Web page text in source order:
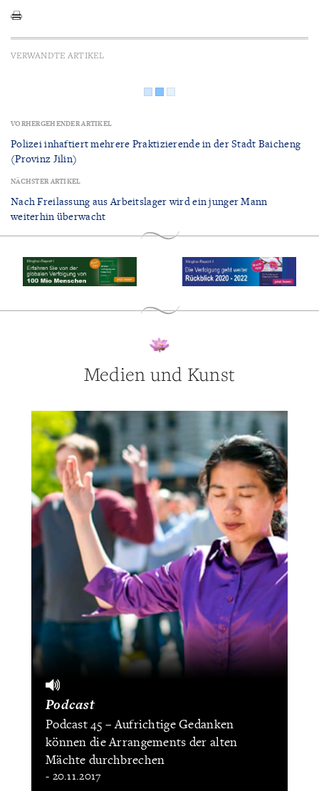
VERWANDTE ARTIKEL
VORHERGEHENDER ARTIKEL
Polizei inhaftiert mehrere Praktizierende in der Stadt Baicheng
(Provinz Jilin)
NÄCHSTER ARTIKEL
Nach Freilassung aus Arbeitslager wird ein junger Mann
weiterhin überwacht
Medien und Kunst
Podcast
Podcast 45 – Aufrichtige Gedanken
können die Arrangements der alten
Mächte durchbrechen
- 20.11.2017